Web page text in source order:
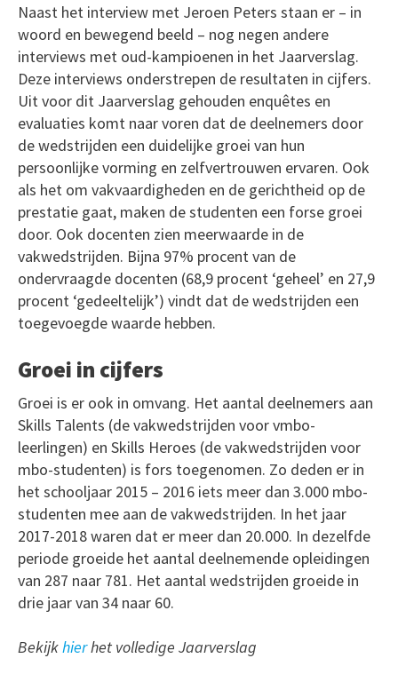
Naast het interview met Jeroen Peters staan er – in
woord en bewegend beeld – nog negen andere
interviews met oud-kampioenen in het Jaarverslag.
Deze interviews onderstrepen de resultaten in cijfers.
Uit voor dit Jaarverslag gehouden enquêtes en
evaluaties komt naar voren dat de deelnemers door
de wedstrijden een duidelijke groei van hun
persoonlijke vorming en zelfvertrouwen ervaren. Ook
als het om vakvaardigheden en de gerichtheid op de
prestatie gaat, maken de studenten een forse groei
door. Ook docenten zien meerwaarde in de
vakwedstrijden. Bijna 97% procent van de
ondervraagde docenten (68,9 procent ‘geheel’ en 27,9
procent ‘gedeeltelijk’) vindt dat de wedstrijden een
toegevoegde waarde hebben.
Groei in cijfers
Groei is er ook in omvang. Het aantal deelnemers aan
Skills Talents (de vakwedstrijden voor vmbo-
leerlingen) en Skills Heroes (de vakwedstrijden voor
mbo-studenten) is fors toegenomen. Zo deden er in
het schooljaar 2015 – 2016 iets meer dan 3.000 mbo-
studenten mee aan de vakwedstrijden. In het jaar
2017-2018 waren dat er meer dan 20.000. In dezelfde
periode groeide het aantal deelnemende opleidingen
van 287 naar 781. Het aantal wedstrijden groeide in
drie jaar van 34 naar 60.
Bekijkhierhet volledige Jaarverslag